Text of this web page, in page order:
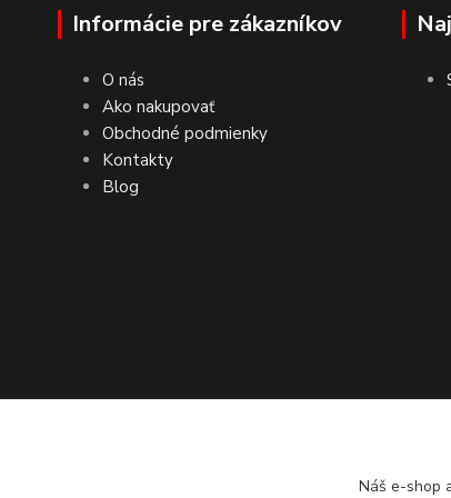
Informácie pre zákazníkov
O nás
Ako nakupovať
Obchodné podmienky
Kontakty
Blog
Náš e-shop